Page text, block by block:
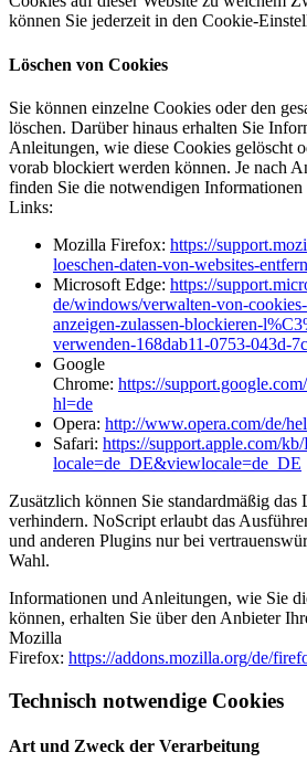
können Sie jederzeit in den Cookie-
Löschen von Cookies
Sie können einzelne Cookies oder den
löschen. Darüber hinaus erhalten Sie
Anleitungen, wie diese Cookies gelöscht
vorab blockiert werden können. Je nach
finden Sie die notwendigen Informationen
Links:
Mozilla Firefox: https://
loeschen-daten-von-websites-
Microsoft Edge: https://
de/windows/verwalten-von-
anzeigen-zulassen-blockieren-
verwenden-168dab11-0753-043d-
Google
Chrome: https://
hl=de
Opera: http://www.opera.com/de/
Safari: https://support.apple.com/
locale=de_DE&viewlocale=de_DE
Zusätzlich können Sie standardmäßig das
verhindern. NoScript erlaubt das
und anderen Plugins nur bei
Wahl.
Informationen und Anleitungen, wie Sie
können, erhalten Sie über den Anbieter
Mozilla
Firefox: https://addons.mozilla.org/de/
Technisch notwendige Cookies
Art und Zweck der Verarbeitung